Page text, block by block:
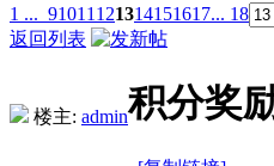
1 ... 91011 121314151617... 18
返回列表
楼主: admin积分奖